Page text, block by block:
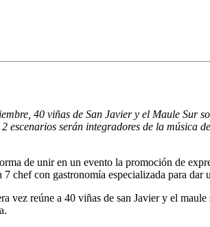
, 40 viñas de San Javier y el Maule Sur
serán integradores de la música
de unir en un evento la promoción de
chef con gastronomía especializada para dar
vez reúne a 40 viñas de san Javier y el